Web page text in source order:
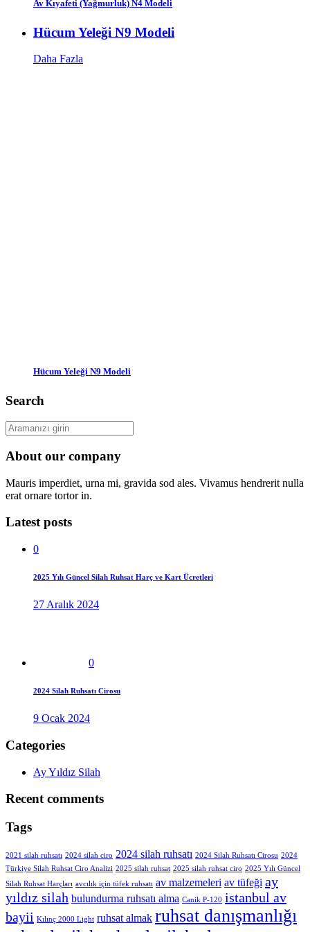
Av Kıyafeti (Yağmurluk) N4 Modeli
Hücum Yeleği N9 Modeli
Daha Fazla
Hücum Yeleği N9 Modeli
Search
About our company
Mauris imperdiet, urna mi, gravida sod ales. Vivamus hendrerit nulla
erat ornare tortor in.
Latest posts
0
2025 Yılı Güncel Silah Ruhsat Harç ve Kart Ücretleri
27 Aralık 2024
0
2024 Silah Ruhsatı Cirosu
9 Ocak 2024
Categories
Ay Yıldız Silah
Recent comments
Tags
2021 silah ruhsatı 2024 silah ciro 2024 silah ruhsatı 2024 Silah Ruhsatı Cirosu 2024
Türkiye Silah Ruhsat Ciro Analizi 2025 silah ruhsat 2025 silah ruhsat ciro 2025 Yılı Güncel
Silah Ruhsat Harçları avcılık için tüfek ruhsatı av malzemeleri av tüfeği ay
yıldız silah bulundurma ruhsatı alma Canik P-120 istanbul av
bayii Kılınç 2000 Light ruhsat almak ruhsat danışmanlığı